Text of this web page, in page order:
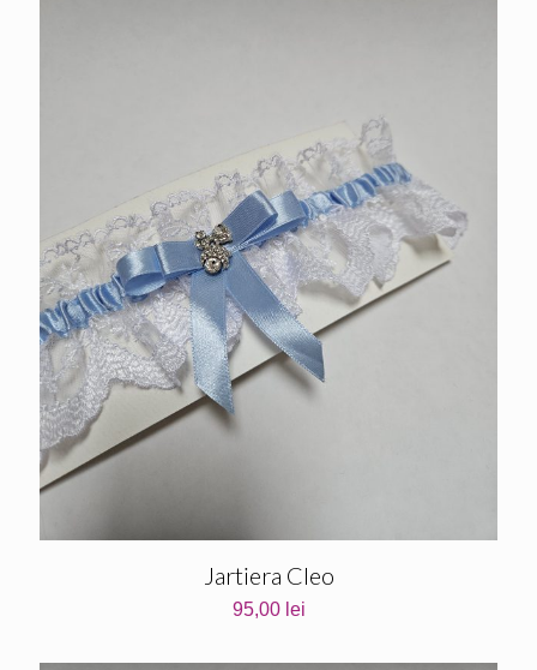
Jartiera Cleo
95,00 lei